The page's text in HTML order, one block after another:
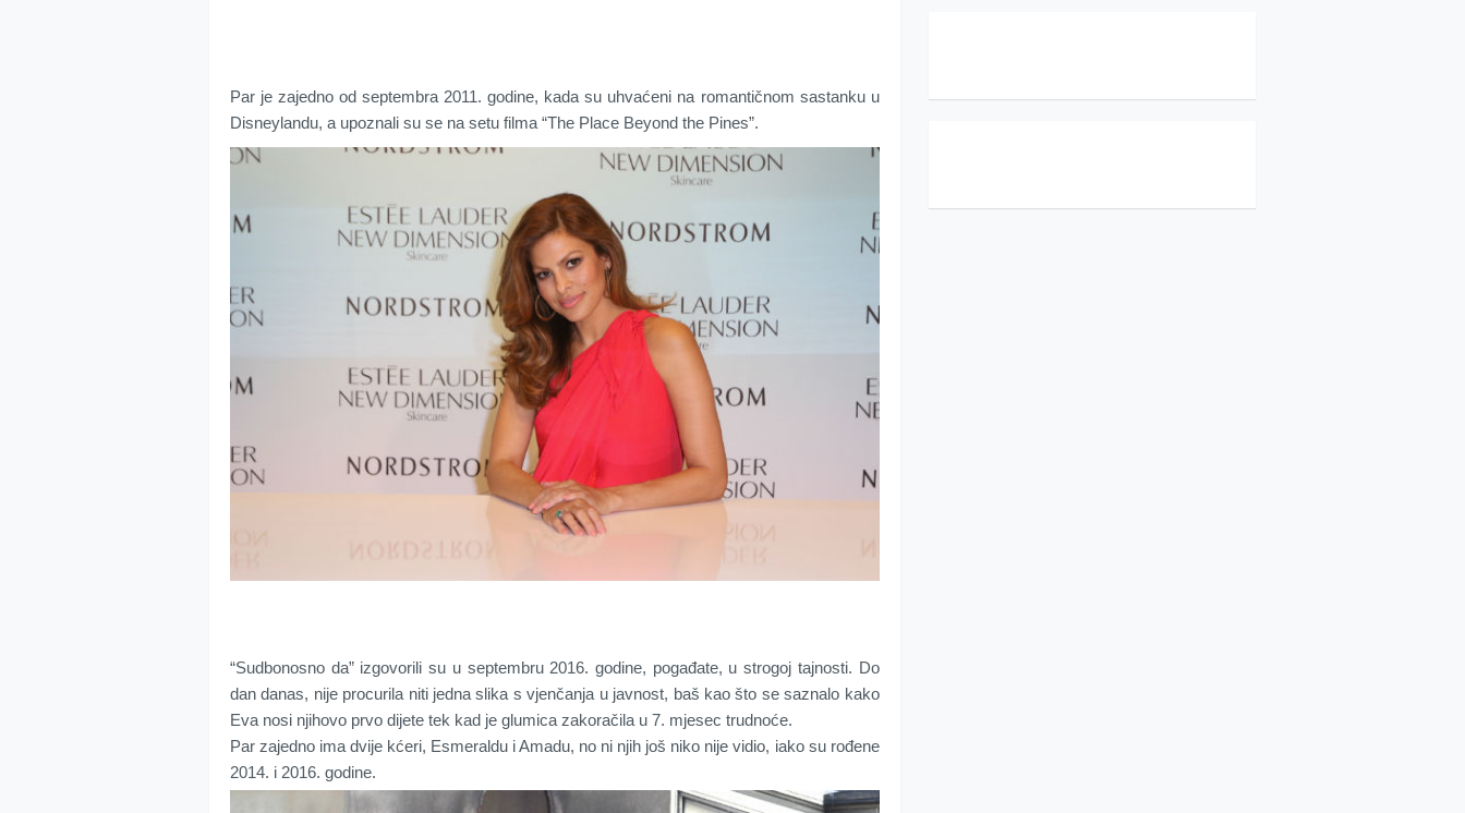
Par je zajedno od septembra 2011. godine, kada su uhvaćeni na romantičnom sastanku u
Disneylandu, a upoznali su se na setu filma “The Place Beyond the Pines”.
“Sudbonosno da” izgovorili su u septembru 2016. godine, pogađate, u strogoj tajnosti. Do
dan danas, nije procurila niti jedna slika s vjenčanja u javnost, baš kao što se saznalo kako
Eva nosi njihovo prvo dijete tek kad je glumica zakoračila u 7. mjesec trudnoće.
Par zajedno ima dvije kćeri, Esmeraldu i Amadu, no ni njih još niko nije vidio, iako su rođene
2014. i 2016. godine.